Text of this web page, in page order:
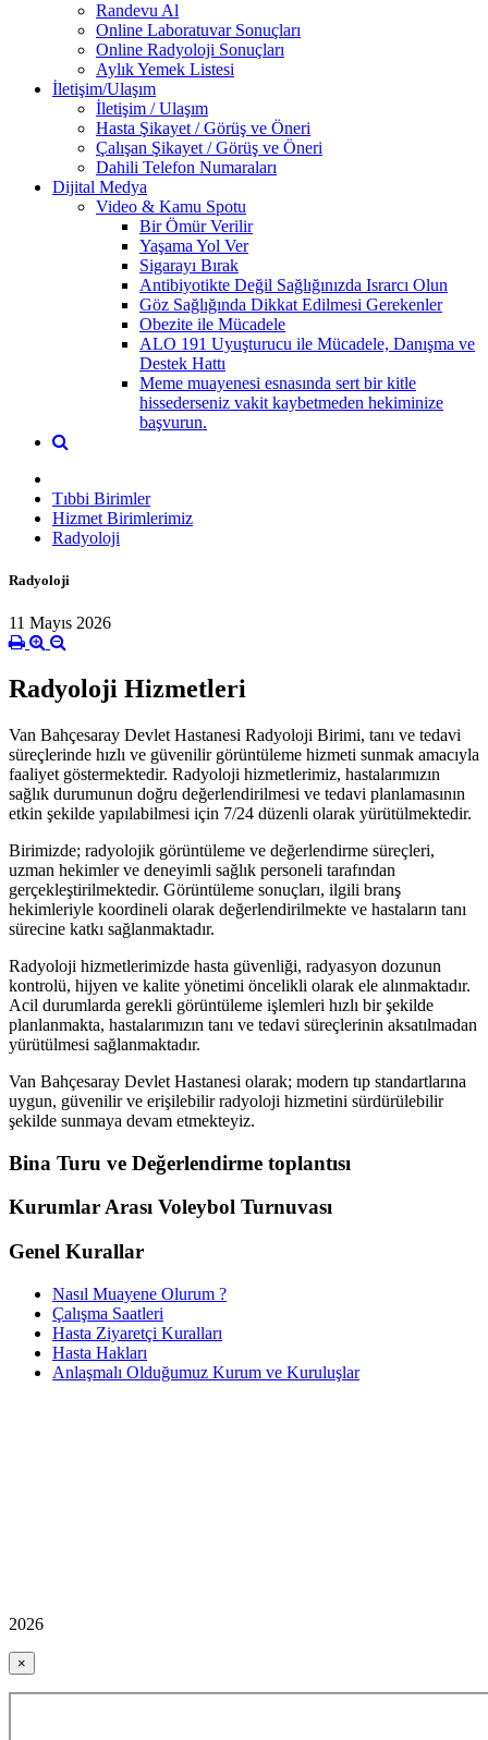
Randevu Al
Online Laboratuvar Sonuçları
Online Radyoloji Sonuçları
Aylık Yemek Listesi
İletişim/Ulaşım
İletişim / Ulaşım
Hasta Şikayet / Görüş ve Öneri
Çalışan Şikayet / Görüş ve Öneri
Dahili Telefon Numaraları
Dijital Medya
Video & Kamu Spotu
Bir Ömür Verilir
Yaşama Yol Ver
Sigarayı Bırak
Antibiyotikte Değil Sağlığınızda Israrcı Olun
Göz Sağlığında Dikkat Edilmesi Gerekenler
Obezite ile Mücadele
ALO 191 Uyuşturucu ile Mücadele, Danışma ve
Destek Hattı
Meme muayenesi esnasında sert bir kitle
hissederseniz vakit kaybetmeden hekiminize
başvurun.
Tıbbi Birimler
Hizmet Birimlerimiz
Radyoloji
Radyoloji
11 Mayıs 2026
Radyoloji Hizmetleri
Van Bahçesaray Devlet Hastanesi Radyoloji Birimi, tanı ve tedavi
süreçlerinde hızlı ve güvenilir görüntüleme hizmeti sunmak amacıyla
faaliyet göstermektedir. Radyoloji hizmetlerimiz, hastalarımızın
sağlık durumunun doğru değerlendirilmesi ve tedavi planlamasının
etkin şekilde yapılabilmesi için 7/24 düzenli olarak yürütülmektedir.
Birimizde; radyolojik görüntüleme ve değerlendirme süreçleri,
uzman hekimler ve deneyimli sağlık personeli tarafından
gerçekleştirilmektedir. Görüntüleme sonuçları, ilgili branş
hekimleriyle koordineli olarak değerlendirilmekte ve hastaların tanı
sürecine katkı sağlanmaktadır.
Radyoloji hizmetlerimizde hasta güvenliği, radyasyon dozunun
kontrolü, hijyen ve kalite yönetimi öncelikli olarak ele alınmaktadır.
Acil durumlarda gerekli görüntüleme işlemleri hızlı bir şekilde
planlanmakta, hastalarımızın tanı ve tedavi süreçlerinin aksatılmadan
yürütülmesi sağlanmaktadır.
Van Bahçesaray Devlet Hastanesi olarak; modern tıp standartlarına
uygun, güvenilir ve erişilebilir radyoloji hizmetini sürdürülebilir
şekilde sunmaya devam etmekteyiz.
Bina Turu ve Değerlendirme toplantısı
Kurumlar Arası Voleybol Turnuvası
Genel Kurallar
Nasıl Muayene Olurum ?
Çalışma Saatleri
Hasta Ziyaretçi Kuralları
Hasta Hakları
Anlaşmalı Olduğumuz Kurum ve Kuruluşlar
2026
×